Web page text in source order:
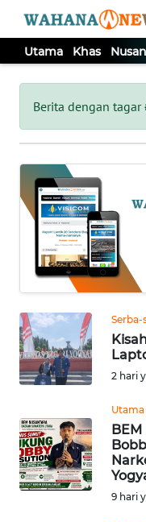
Utama Khas
Berita dengan tagar
Serba-
2 hari
Utama
9 hari
Tutup
UTAMA
KHAS
NUSANTARA
SERBA-
SERBI
OPINI
Informasi
INDEKS
BERITA
KONTAK